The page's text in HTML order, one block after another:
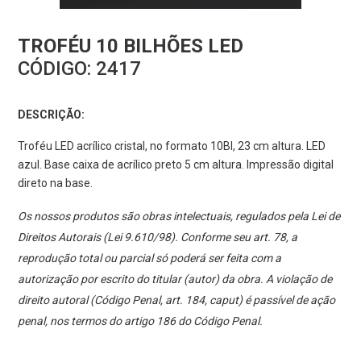
TROFÉU 10 BILHÕES LED
CÓDIGO: 2417
DESCRIÇÃO:
Troféu LED acrílico cristal, no formato 10BI, 23 cm altura. LED
azul. Base caixa de acrílico preto 5 cm altura. Impressão digital
direto na base.
Os nossos produtos são obras intelectuais, regulados pela Lei de
Direitos Autorais (Lei 9.610/98). Conforme seu art. 78, a
reprodução total ou parcial só poderá ser feita com a
autorização por escrito do titular (autor) da obra. A violação de
direito autoral (Código Penal, art. 184, caput) é passível de ação
penal, nos termos do artigo 186 do Código Penal.